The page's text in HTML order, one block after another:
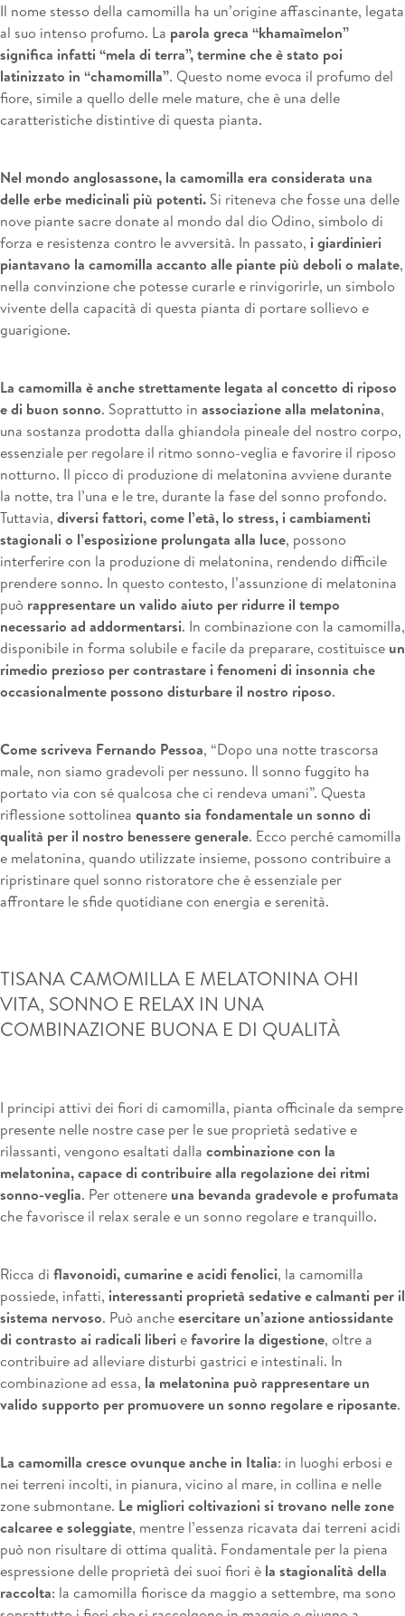
Il nome stesso della camomilla ha un’origine affascinante, legata
al suo intenso profumo. La parola greca “khamaìmelon”
significa infatti “mela di terra”, termine che è stato poi
latinizzato in “chamomilla”. Questo nome evoca il profumo del
fiore, simile a quello delle mele mature, che è una delle
caratteristiche distintive di questa pianta.
Nel mondo anglosassone, la camomilla era considerata una
delle erbe medicinali più potenti. Si riteneva che fosse una delle
nove piante sacre donate al mondo dal dio Odino, simbolo di
forza e resistenza contro le avversità. In passato, i giardinieri
piantavano la camomilla accanto alle piante più deboli o malate,
nella convinzione che potesse curarle e rinvigorirle, un simbolo
vivente della capacità di questa pianta di portare sollievo e
guarigione.
La camomilla è anche strettamente legata al concetto di riposo
e di buon sonno. Soprattutto in associazione alla melatonina,
una sostanza prodotta dalla ghiandola pineale del nostro corpo,
essenziale per regolare il ritmo sonno-veglia e favorire il riposo
notturno. Il picco di produzione di melatonina avviene durante
la notte, tra l’una e le tre, durante la fase del sonno profondo.
Tuttavia, diversi fattori, come l’età, lo stress, i cambiamenti
stagionali o l’esposizione prolungata alla luce, possono
interferire con la produzione di melatonina, rendendo difficile
prendere sonno. In questo contesto, l’assunzione di melatonina
può rappresentare un valido aiuto per ridurre il tempo
necessario ad addormentarsi. In combinazione con la camomilla,
disponibile in forma solubile e facile da preparare, costituisce un
rimedio prezioso per contrastare i fenomeni di insonnia che
occasionalmente possono disturbare il nostro riposo.
Come scriveva Fernando Pessoa, “Dopo una notte trascorsa
male, non siamo gradevoli per nessuno. Il sonno fuggito ha
portato via con sé qualcosa che ci rendeva umani”. Questa
riflessione sottolinea quanto sia fondamentale un sonno di
qualità per il nostro benessere generale. Ecco perché camomilla
e melatonina, quando utilizzate insieme, possono contribuire a
ripristinare quel sonno ristoratore che è essenziale per
affrontare le sfide quotidiane con energia e serenità.
TISANA CAMOMILLA E MELATONINA OHI
VITA, SONNO E RELAX IN UNA
COMBINAZIONE BUONA E DI QUALITÀ
I principi attivi dei fiori di camomilla, pianta officinale da sempre
presente nelle nostre case per le sue proprietà sedative e
rilassanti, vengono esaltati dalla combinazione con la
melatonina, capace di contribuire alla regolazione dei ritmi
sonno-veglia. Per ottenere una bevanda gradevole e profumata
che favorisce il relax serale e un sonno regolare e tranquillo.
Ricca di flavonoidi, cumarine e acidi fenolici, la camomilla
possiede, infatti, interessanti proprietà sedative e calmanti per il
sistema nervoso. Può ancheesercitare un’azione antiossidante
di contrasto ai radicali liberiefavorire la digestione, oltre a
contribuire ad alleviare disturbi gastrici e intestinali. In
combinazione ad essa, la melatonina può rappresentare un
valido supporto per promuovere un sonno regolare e riposante.
La camomilla cresce ovunque anche in Italia: in luoghi erbosi e
nei terreni incolti, in pianura, vicino al mare, in collina e nelle
zone submontane. Le migliori coltivazioni si trovano nelle zone
calcaree e soleggiate, mentre l’essenza ricavata dai terreni acidi
può non risultare di ottima qualità. Fondamentale per la piena
espressione delle proprietà dei suoi fiori è la stagionalità della
raccolta: la camomilla fiorisce da maggio a settembre, ma sono